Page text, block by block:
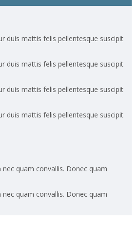
duis mattis felis pellentesque suscipit
duis mattis felis pellentesque suscipit
duis mattis felis pellentesque suscipit
duis mattis felis pellentesque suscipit
quam convallis. Donec quam
quam convallis. Donec quam